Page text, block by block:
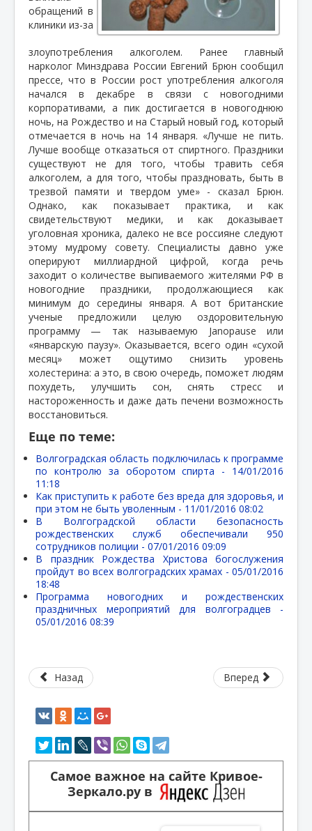
обращений в
клиники из-за
злоупотребления алкоголем. Ранее главный
нарколог Минздрава России Евгений Брюн сообщил
прессе, что в России рост употребления алкоголя
начался в декабре в связи с новогодними
корпоративами, а пик достигается в новогоднюю
ночь, на Рождество и на Старый новый год, который
отмечается в ночь на 14 января. «Лучше не пить.
Лучше вообще отказаться от спиртного. Праздники
существуют не для того, чтобы травить себя
алкоголем, а для того, чтобы праздновать, быть в
трезвой памяти и твердом уме» - сказал Брюн.
Однако, как показывает практика, и как
свидетельствуют медики, и как доказывает
уголовная хроника, далеко не все россияне следуют
этому мудрому совету. Специалисты давно уже
оперируют миллиардной цифрой, когда речь
заходит о количестве выпиваемого жителями РФ в
новогодние праздники, продолжающиеся как
минимум до середины января. А вот британские
ученые предложили целую оздоровительную
программу — так называемую Janopause или
«январскую паузу». Оказывается, всего один «сухой
месяц» может ощутимо снизить уровень
холестерина: а это, в свою очередь, поможет людям
похудеть, улучшить сон, снять стресс и
настороженность и даже дать печени возможность
восстановиться.
Еще по теме:
Волгоградская область подключилась к программе
по контролю за оборотом спирта - 14/01/2016
11:18
Как приступить к работе без вреда для здоровья, и
при этом не быть уволенным - 11/01/2016 08:02
В Волгоградской области безопасность
рождественских служб обеспечивали 950
сотрудников полиции - 07/01/2016 09:09
В праздник Рождества Христова богослужения
пройдут во всех волгоградских храмах - 05/01/2016
18:48
Программа новогодних и рождественских
праздничных мероприятий для волгоградцев -
05/01/2016 08:39
Назад Вперед
Самое важное на сайте Кривое-
Зеркало.ру в